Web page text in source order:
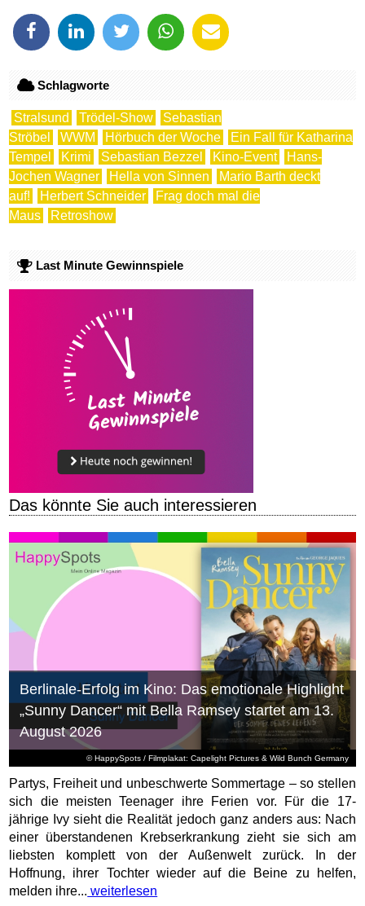
Schlagworte
Stralsund Trödel-Show
Sebastian
Ströbel
WWM Hörbuch der Woche
Ein Fall für Katharina
Tempel
Krimi Sebastian Bezzel Kino-Event
Hans-
Jochen Wagner
Hella von Sinnen
Mario Barth deckt
auf!
Herbert Schneider
Frag doch mal die
Maus
Retroshow
Last Minute Gewinnspiele
Das könnte Sie auch interessieren
© HappySpots / Filmplakat: Capelight Pictures & Wild Bunch Germany
Berlinale-Erfolg im Kino: Das emotionale Highlight
„Sunny Dancer“ mit Bella Ramsey startet am 13.
August 2026
Partys, Freiheit und unbeschwerte Sommertage – so stellen
sich die meisten Teenager ihre Ferien vor. Für die 17-
jährige Ivy sieht die Realität jedoch ganz anders aus: Nach
einer überstandenen Krebserkrankung zieht sie sich am
liebsten komplett von der Außenwelt zurück. In der
Hoffnung, ihrer Tochter wieder auf die Beine zu helfen,
melden ihre... weiterlesen